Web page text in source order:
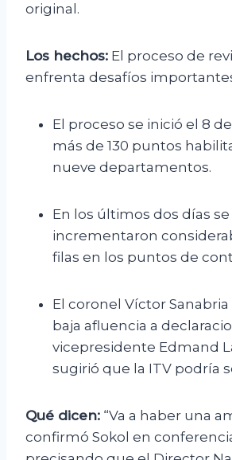
original.
Los hechos: El proceso de
enfrenta desafíos
El proceso se inició el 8
más de 130 puntos
nueve departamentos.
En los últimos dos días se
incrementaron
filas en los puntos de
El coronel Víctor
baja afluencia a
vicepresidente Edmand
sugirió que la ITV podría
Qué dicen: “Va a haber una
confirmó Sokol en